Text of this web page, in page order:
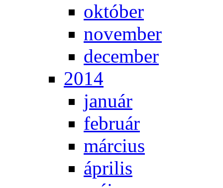
ok­tó­ber
no­vem­ber
de­cem­ber
2014
ja­nu­ár
feb­ru­ár
már­ci­us
áp­ri­lis